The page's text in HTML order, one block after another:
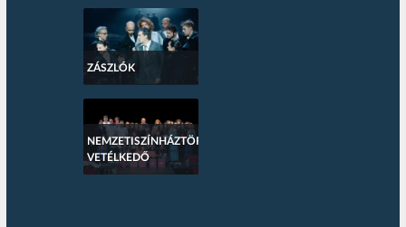
ZÁSZLÓK
NEMZETISZÍNHÁZTÖRTÉNETI
VETÉLKEDŐ